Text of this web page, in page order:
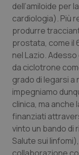
dell’amiloide per
cardiologia). Più
produrre
prostata, come il
nel Lazio.
da ciclotrone
grado di legarsi a
impegniamo
clinica, ma
finanziati
vinto un bando di
Salute sui